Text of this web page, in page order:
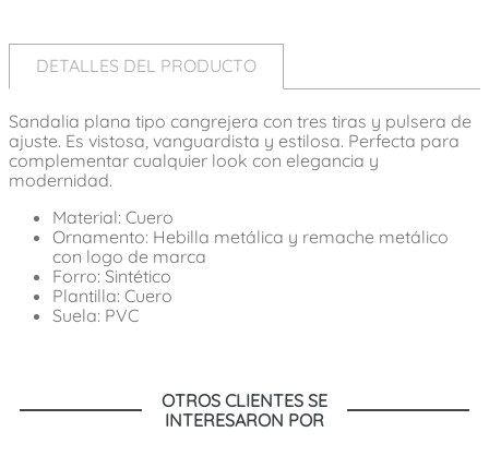
DETALLES DEL PRODUCTO
Sandalia plana tipo cangrejera con tres tiras y pulsera de
ajuste. Es vistosa, vanguardista y estilosa. Perfecta para
complementar cualquier look con elegancia y
modernidad.
Material: Cuero
Ornamento: Hebilla metálica y remache metálico
con logo de marca
Forro: Sintético
Plantilla: Cuero
Suela: PVC
OTROS CLIENTES SE
INTERESARON POR